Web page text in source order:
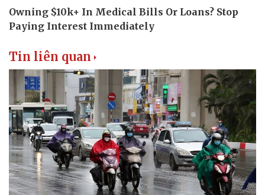
eSports
Hậu trường
Tin liên quan